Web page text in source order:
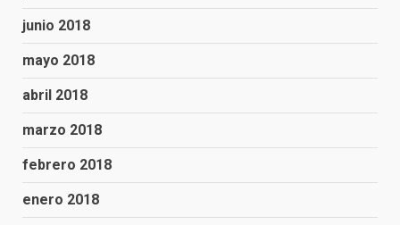
junio 2018
mayo 2018
abril 2018
marzo 2018
febrero 2018
enero 2018